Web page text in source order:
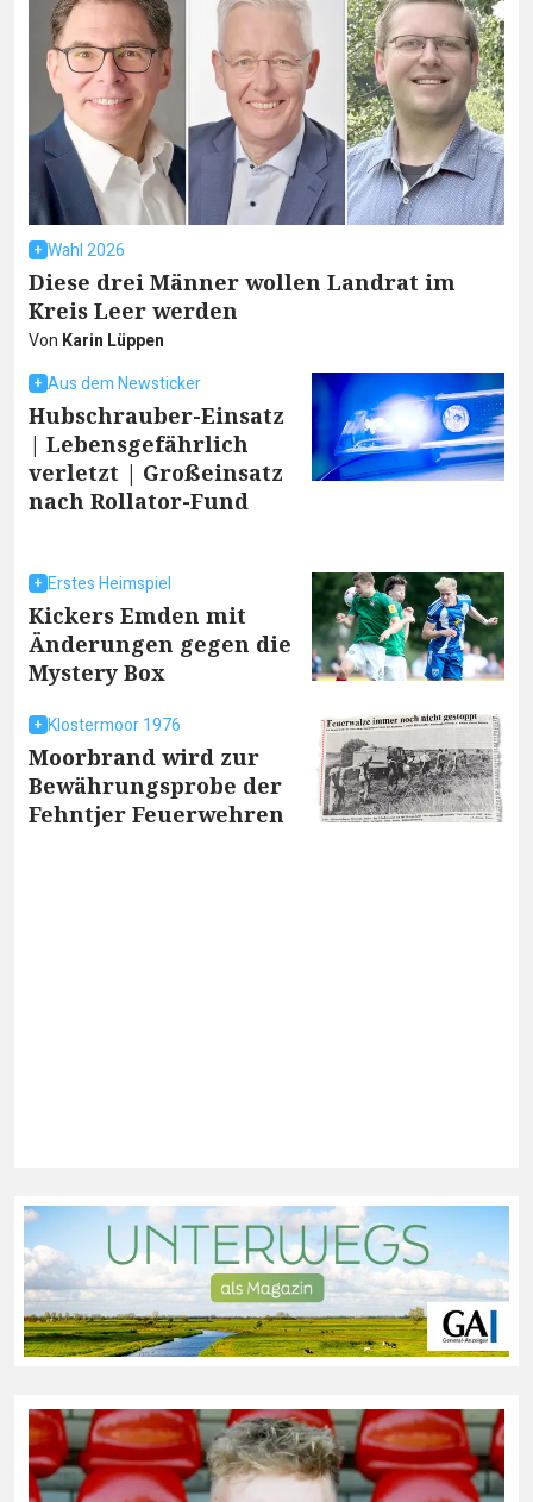
Wahl 2026
Diese drei Männer wollen Landrat im
Kreis Leer werden
Von Karin Lüppen
Aus dem Newsticker
Hubschrauber-Einsatz
| Lebensgefährlich
verletzt | Großeinsatz
nach Rollator-Fund
Erstes Heimspiel
Kickers Emden mit
Änderungen gegen die
Mystery Box
Klostermoor 1976
Moorbrand wird zur
Bewährungsprobe der
Fehntjer Feuerwehren